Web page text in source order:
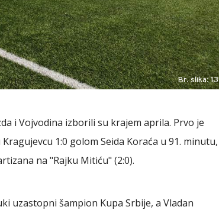
Br. slika: 13
i Vojvodina izborili su krajem aprila. Prvo je
1:0 golom Seida Koraća u 91. minutu,
na "Rajku Mitiću" (2:0).
uzastopni šampion Kupa Srbije, a Vladan